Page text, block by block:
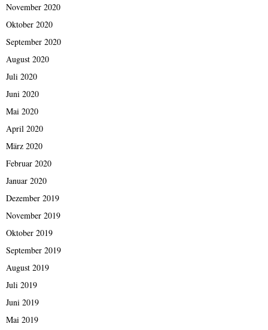
November 2020
Oktober 2020
September 2020
August 2020
Juli 2020
Juni 2020
Mai 2020
April 2020
März 2020
Februar 2020
Januar 2020
Dezember 2019
November 2019
Oktober 2019
September 2019
August 2019
Juli 2019
Juni 2019
Mai 2019